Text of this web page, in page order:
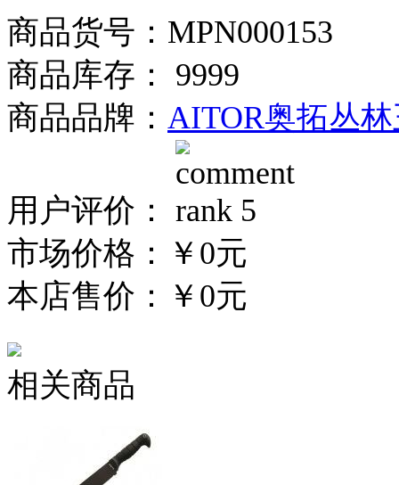
商品货号：MPN000153
商品库存： 9999
商品品牌： AITOR奥拓丛
用户评价：
市场价格： ￥0元
本店售价： ￥0元
相关商品